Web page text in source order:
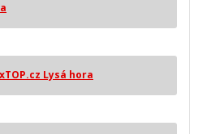
Lysá hora